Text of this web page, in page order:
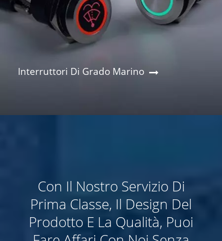
Interruttori Di Grado Marino
Con Il Nostro Servizio Di
Prima Classe, Il Design Del
Prodotto E La Qualità, Puoi